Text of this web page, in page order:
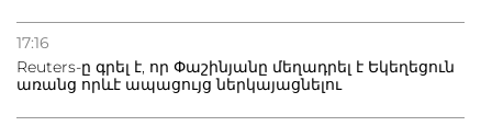
17:16
Reuters-ը գրել է, որ Փաշինյանը մեղադրել է Եկեղեցուն
առանց որևէ ապացույց ներկայացնելու
20.07.2026
Բաքվի բանտից գեներալ Մանուկյանը դիմել է
Փաշինյանին